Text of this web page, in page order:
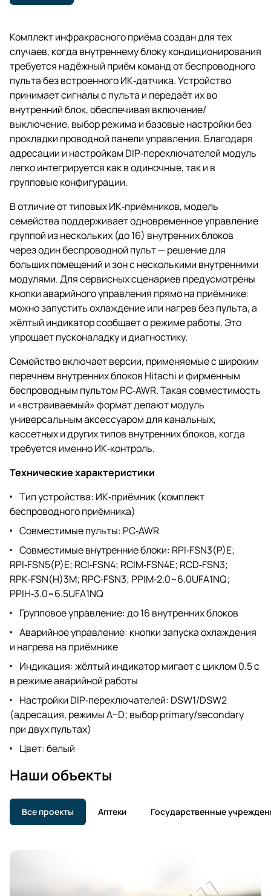
Комплект инфракрасного приёма создан для тех
случаев, когда внутреннему блоку кондиционирования
требуется надёжный приём команд от беспроводного
пульта без встроенного ИК‑датчика. Устройство
принимает сигналы с пульта и передаёт их во
внутренний блок, обеспечивая включение/
выключение, выбор режима и базовые настройки без
прокладки проводной панели управления. Благодаря
адресации и настройкам DIP‑переключателей модуль
легко интегрируется как в одиночные, так и в
групповые конфигурации.
В отличие от типовых ИК‑приёмников, модель
семейства поддерживает одновременное управление
группой из нескольких (до 16) внутренних блоков
через один беспроводной пульт — решение для
больших помещений и зон с несколькими внутренними
модулями. Для сервисных сценариев предусмотрены
кнопки аварийного управления прямо на приёмнике:
можно запустить охлаждение или нагрев без пульта, а
жёлтый индикатор сообщает о режиме работы. Это
упрощает пусконаладку и диагностику.
Семейство включает версии, применяемые с широким
перечнем внутренних блоков Hitachi и фирменным
беспроводным пультом PC‑AWR. Такая совместимость
и «встраиваемый» формат делают модуль
универсальным аксессуаром для канальных,
кассетных и других типов внутренних блоков, когда
требуется именно ИК‑контроль.
Технические характеристики
Тип устройства: ИК‑приёмник (комплект
беспроводного приёмника)
Совместимые пульты: PC‑AWR
Совместимые внутренние блоки: RPI‑FSN3(P)E;
RPI‑FSN5(P)E; RCI‑FSN4; RCIM‑FSN4E; RCD‑FSN3;
RPK‑FSN(H)3M; RPC‑FSN3; PPIM‑2.0~6.0UFA1NQ;
PPIH‑3.0~6.5UFA1NQ
Групповое управление: до 16 внутренних блоков
Аварийное управление: кнопки запуска охлаждения
и нагрева на приёмнике
Индикация: жёлтый индикатор мигает с циклом 0.5 с
в режиме аварийной работы
Настройки DIP‑переключателей: DSW1/DSW2
(адресация, режимы A–D; выбор primary/secondary
при двух пультах)
Цвет: белый
Наши объекты
Все проекты Аптеки Государственные